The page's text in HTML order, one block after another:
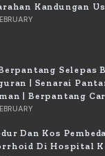
Kandungan
Selepas
| Senarai
| Berpantang
Dan Kos
Di Hospital